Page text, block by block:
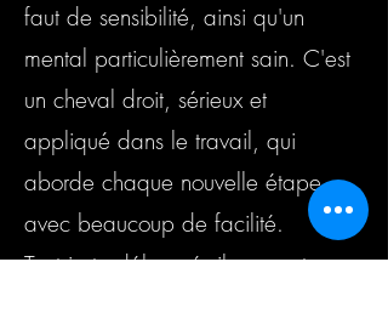
faut de sensibilité, ainsi qu'un
mental particulièrement sain. C'est
un cheval droit, sérieux et
appliqué dans le travail, qui
aborde chaque nouvelle étape
avec beaucoup de facilité.
Tout juste débourré, il se montre